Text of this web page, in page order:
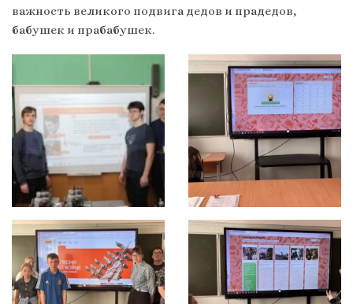
важность великого подвига дедов и прадедов,
бабушек и прабабушек.